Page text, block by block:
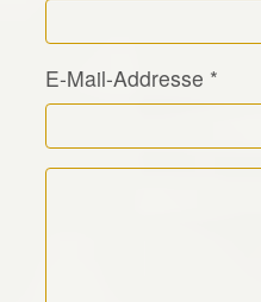
E-Mail-Addresse *
Kommentar Text